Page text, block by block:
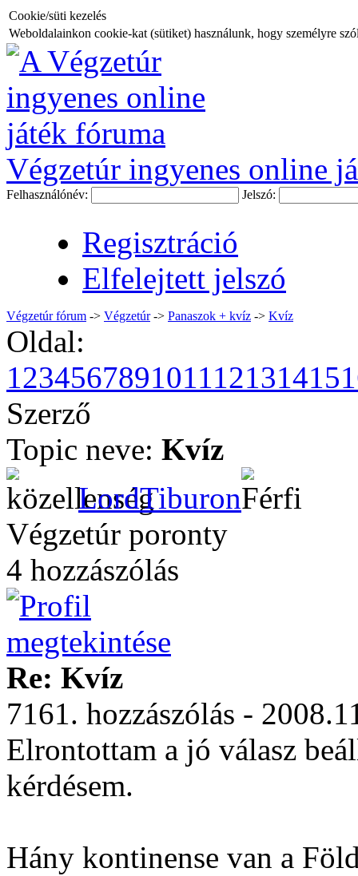
Cookie/süti kezelés
Weboldalainkon cookie-kat (sütiket) használunk, hogy személyre
Végzetúr ingyenes online
Felhasználónév: Jelszó:
Regisztráció
Elfelejtett jelszó
Végzetúr fórum -> Végzetúr-> Panaszok + kvíz -> Kvíz
Oldal:
123456789101112131415
Szerző
Topic neve: Kvíz
LordTiburon
Végzetúr poronty
4 hozzászólás
Re: Kvíz
7161. hozzászólás -
Elrontottam a jó válasz
kérdésem.
Hány kontinense van a